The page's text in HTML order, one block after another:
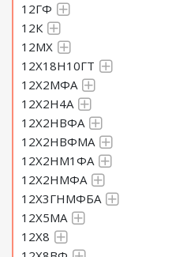
12ГФ
12К
12МХ
12Х18Н10ГТ
12Х2МФА
12Х2Н4А
12Х2НВФА
12Х2НВФМА
12Х2НМ1ФА
12Х2НМФА
12Х3ГНМФБА
12Х5МА
12Х8